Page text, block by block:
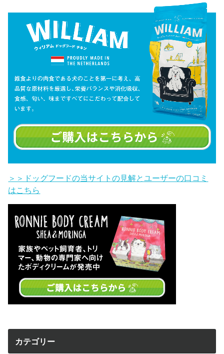
＞＞ドッグフードの当サイトの見解とユーザーの口コミ
はこちら
カテゴリー